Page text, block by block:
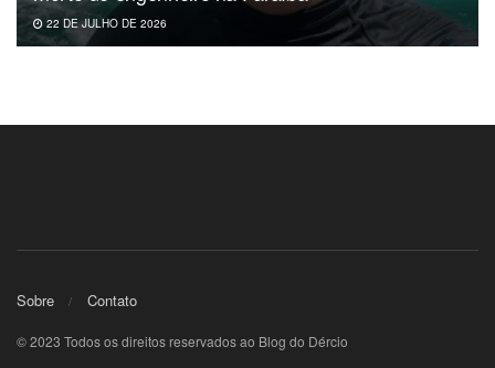
22 DE JULHO DE 2026
Sobre Contato
© 2023 Todos os direitos reservados ao Blog do Dércio